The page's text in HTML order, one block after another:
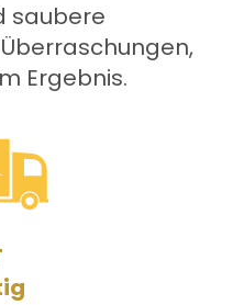
saubere
Ergebnis.